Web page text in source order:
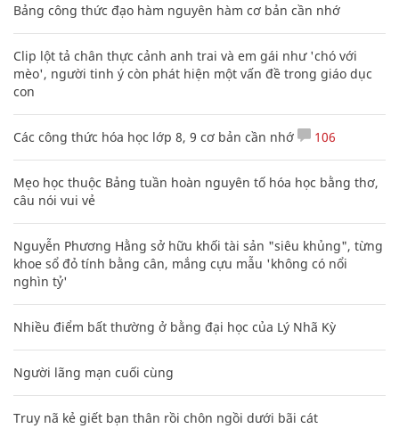
Bảng công thức đạo hàm nguyên hàm cơ bản cần nhớ
Clip lột tả chân thực cảnh anh trai và em gái như 'chó với
mèo', người tinh ý còn phát hiện một vấn đề trong giáo dục
con
Các công thức hóa học lớp 8, 9 cơ bản cần nhớ 106
Mẹo học thuộc Bảng tuần hoàn nguyên tố hóa học bằng thơ,
câu nói vui vẻ
Nguyễn Phương Hằng sở hữu khối tài sản "siêu khủng", từng
khoe sổ đỏ tính bằng cân, mắng cựu mẫu 'không có nổi
nghìn tỷ'
Nhiều điểm bất thường ở bằng đại học của Lý Nhã Kỳ
Người lãng mạn cuối cùng
Truy nã kẻ giết bạn thân rồi chôn ngồi dưới bãi cát